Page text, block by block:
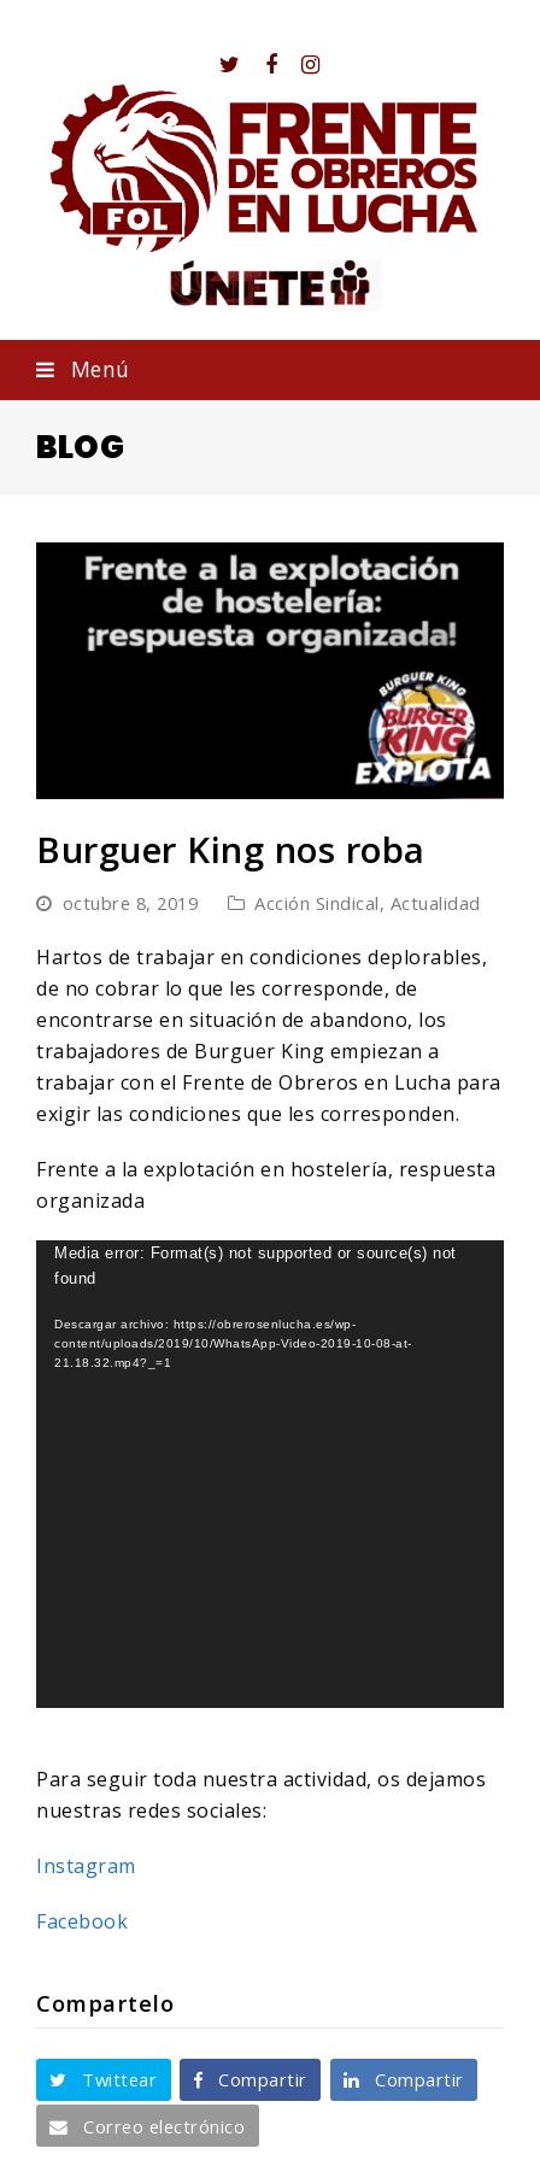
Twitter
FacebookInstagram
Menú
BLOG
Burguer King nos roba
octubre 8, 2019 Acción Sindical, Actualidad
Hartos de trabajar en condiciones deplorables,
de no cobrar lo que les corresponde, de
encontrarse en situación de abandono, los
trabajadores de Burguer King empiezan a
trabajar con el Frente de Obreros en Lucha para
exigir las condiciones que les corresponden.
Frente a la explotación en hostelería, respuesta
organizada
Reproductor
de
vídeo
Media error: Format(s) not supported or source(s) not
found
Descargar archivo: https://obrerosenlucha.es/wp-
content/uploads/2019/10/WhatsApp-Video-2019-10-08-at-
21.18.32.mp4?_=1
Para seguir toda nuestra actividad, os dejamos
nuestras redes sociales:
Instagram
Facebook
Compartelo
Twittear Compartir
Compartir
Correo electrónico